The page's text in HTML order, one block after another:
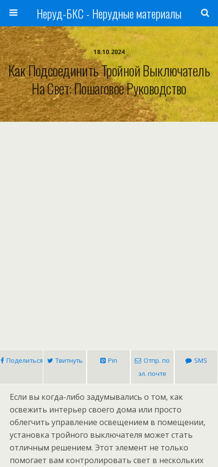
Неруд-БКС - Нерудные материалы
18.10.2024
Как Подсоединить Тройной Выключатель
На Свет: Пошаговое Руководство
Поделиться Твитнуть Pin
Отпр. по
эл. почте
SMS
Если вы когда-либо задумывались о том, как
освежить интерьер своего дома или просто
облегчить управление освещением в помещении,
установка тройного выключателя может стать
отличным решением. Этот элемент не только
помогает вам контролировать свет в нескольких